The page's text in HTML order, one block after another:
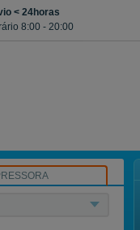
< 24horas
8:00 - 20:00